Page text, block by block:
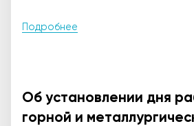
Подробнее
Об установлении дня
горной и